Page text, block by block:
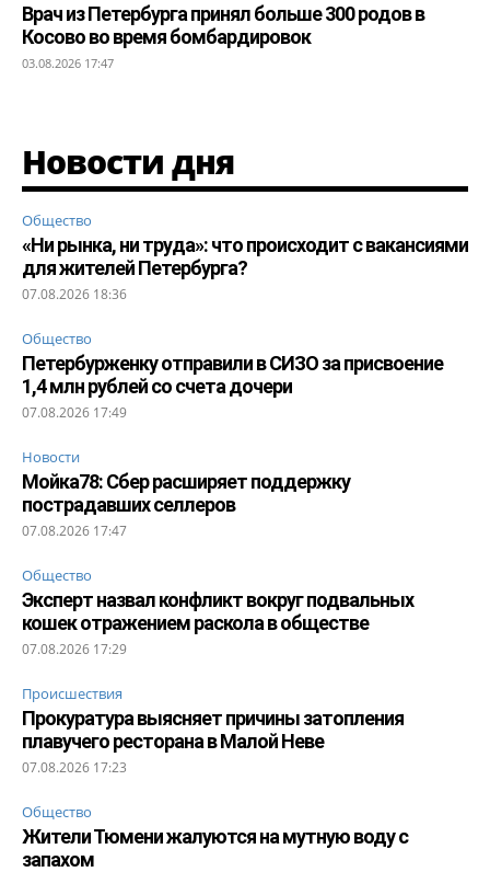
Врач из Петербурга принял больше 300 родов в
Косово во время бомбардировок
03.08.2026 17:47
Новости дня
Общество
«Ни рынка, ни труда»: что происходит с вакансиями
для жителей Петербурга?
07.08.2026 18:36
Общество
Петербурженку отправили в СИЗО за присвоение
1,4 млн рублей со счета дочери
07.08.2026 17:49
Новости
Мойка78: Сбер расширяет поддержку
пострадавших селлеров
07.08.2026 17:47
Общество
Эксперт назвал конфликт вокруг подвальных
кошек отражением раскола в обществе
07.08.2026 17:29
Происшествия
Прокуратура выясняет причины затопления
плавучего ресторана в Малой Неве
07.08.2026 17:23
Общество
Жители Тюмени жалуются на мутную воду с
запахом